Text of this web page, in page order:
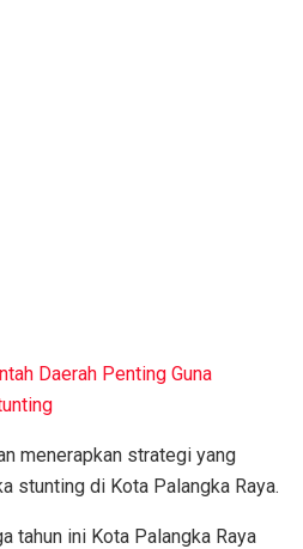
Daerah Penting Guna
menerapkan strategi yang
stunting di Kota Palangka Raya.
tahun ini Kota Palangka Raya